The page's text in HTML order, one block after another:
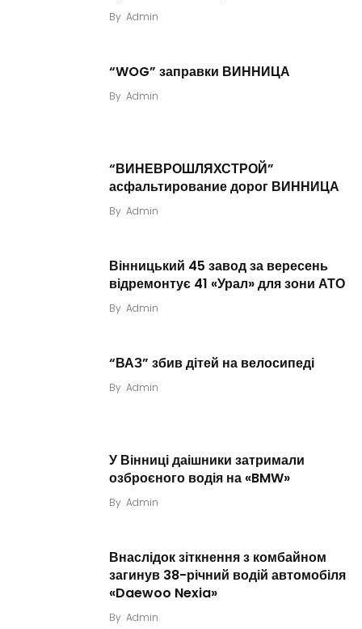
By Admin
“WOG” заправки ВИННИЦА
By Admin
“ВИНЕВРОШЛЯХСТРОЙ”
асфальтирование дорог ВИННИЦА
By Admin
Вінницький 45 завод за вересень
відремонтує 41 «Урал» для зони АТО
By Admin
“ВАЗ” збив дітей на велосипеді
By Admin
У Вінниці даішники затримали
озброєного водія на «BMW»
By Admin
Внаслідок зіткнення з комбайном
загинув 38-річний водій автомобіля
«Daewoo Nexia»
By Admin